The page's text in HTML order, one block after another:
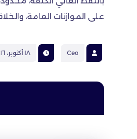
على الموازنات العامة،
Ceo ١٨ أكتوبر، ٢٠١٦